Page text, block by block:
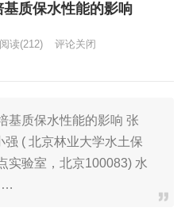
质保水性能的影响
阅读(212) 评论关闭
基质保水性能的影响 张
( 北京林业大学水土保
实验室，北京100083) 水
…